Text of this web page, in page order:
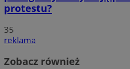
protestu?
35
reklama
Zobacz również